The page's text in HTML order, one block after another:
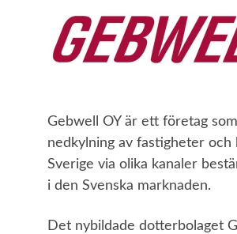
Gebwell OY är ett företag
nedkylning av fastigheter
Sverige via olika kanaler
i den Svenska marknaden.
Det nybildade dotterbolaget